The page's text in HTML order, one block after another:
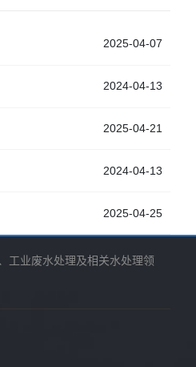
2025-04-07
2024-04-13
2025-04-21
2024-04-13
2025-04-25
工业废水处理及相关水处理领